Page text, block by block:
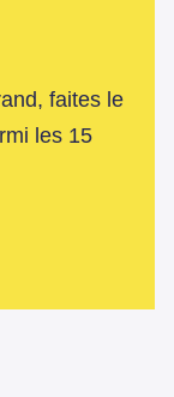
faites le
les 15